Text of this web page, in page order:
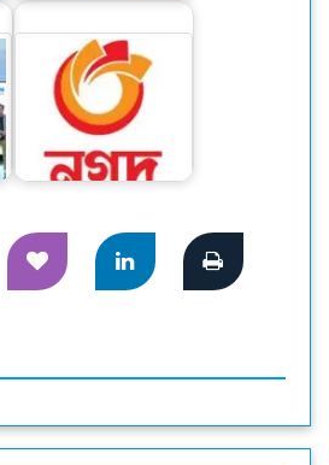
জরুরি পরিস্থিতিতে সকল
সেবা নিশ্চিত করেছে নগদ